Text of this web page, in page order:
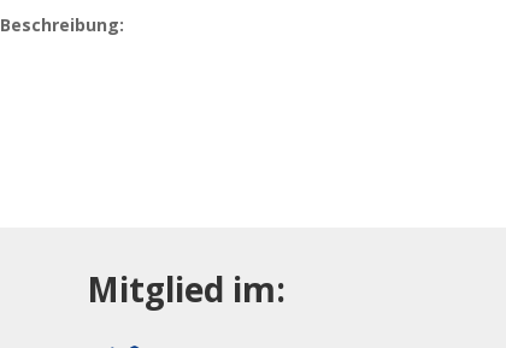
Beschreibung:
Mitglied im: